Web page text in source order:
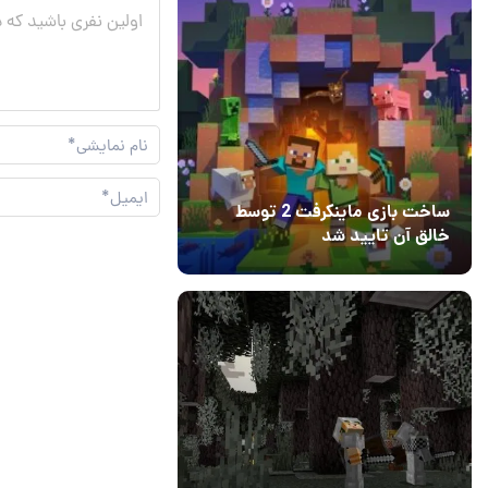
ساخت بازی ماینکرفت 2 توسط
خالق آن تایید شد
۱
04 آبان 1403